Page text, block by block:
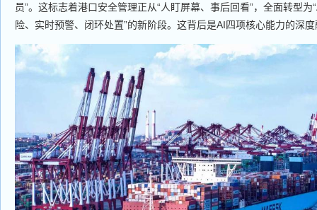
员”。这标志着港口安全管理正从“人盯屏幕、事后回看”，全面转型
险、实时预警、闭环处置”的新阶段。这背后是AI四项核心能力的深